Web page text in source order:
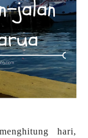
hari,